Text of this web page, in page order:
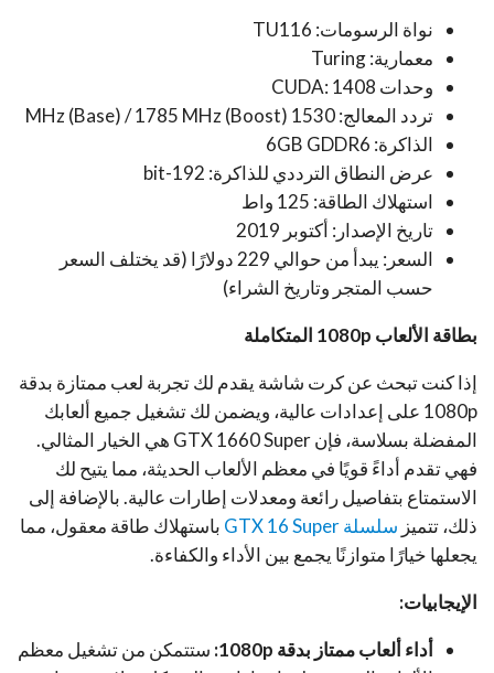
نواة الرسومات: TU116
معمارية: Turing
وحدات CUDA: 1408
تردد المعالج: 1530 MHz (Base) / 1785 MHz (Boost)
الذاكرة: 6GB GDDR6
عرض النطاق الترددي للذاكرة: 192-bit
استهلاك الطاقة: 125 واط
تاريخ الإصدار: أكتوبر 2019
السعر: يبدأ من حوالي 229 دولارًا (قد يختلف السعر
حسب المتجر وتاريخ الشراء)
بطاقة الألعاب 1080p المتكاملة
إذا كنت تبحث عن كرت شاشة يقدم لك تجربة لعب ممتازة بدقة
1080p على إعدادات عالية، ويضمن لك تشغيل جميع ألعابك
المفضلة بسلاسة، فإن GTX 1660 Super هي الخيار المثالي.
فهي تقدم أداءً قويًا في معظم الألعاب الحديثة، مما يتيح لك
الاستمتاع بتفاصيل رائعة ومعدلات إطارات عالية. بالإضافة إلى
ذلك، تتميز سلسلة GTX 16 Super
باستهلاك طاقة معقول، مما
يجعلها خيارًا متوازنًا يجمع بين الأداء والكفاءة.
الإيجابيات:
أداء ألعاب ممتاز بدقة 1080p:
ستتمكن من تشغيل معظم